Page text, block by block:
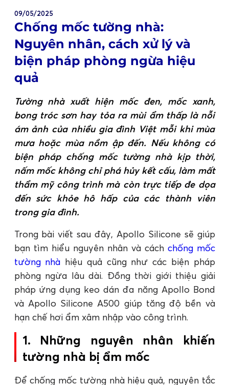
09/05/2025
Chống mốc tường nhà:
Nguyên nhân, cách xử lý và
biện pháp phòng ngừa hiệu
quả
Tường nhà xuất hiện mốc đen, mốc xanh,
bong tróc sơn hay tỏa ra mùi ẩm thấp là nỗi
ám ảnh của nhiều gia đình Việt mỗi khi mùa
mưa hoặc mùa nồm ập đến. Nếu không có
biện pháp chống mốc tường nhà kịp thời,
nấm mốc không chỉ phá hủy kết cấu, làm mất
thẩm mỹ công trình mà còn trực tiếp đe dọa
đến sức khỏe hô hấp của các thành viên
trong gia đình.
Trong bài viết sau đây, Apollo Silicone sẽ giúp
bạn tìm hiểu nguyên nhân và cách chống mốc
tường nhà hiệu quả cũng như các biện pháp
phòng ngừa lâu dài. Đồng thời giới thiệu giải
pháp ứng dụng keo dán đa năng Apollo Bond
và Apollo Silicone A500 giúp tăng độ bền và
hạn chế hơi ẩm xâm nhập vào công trình.
1. Những nguyên nhân khiến
tường nhà bị ẩm mốc
Để chống mốc tường nhà hiệu quả, nguyên tắc